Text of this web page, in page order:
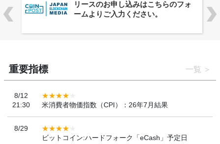
ーバルWeb3カンファレンス
「WebX2026」とのコラボレーショ
重要指標 一覧
8/12
21:30
米消費者物価指数（CPI）：26年7月結果
8/29
ビットコイン:ハードフォーク「eCash」予定日